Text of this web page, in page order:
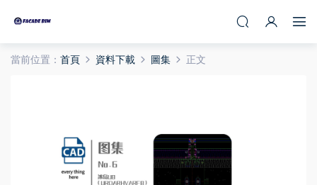
當前位置： 首頁 資料下載 圖集 正文